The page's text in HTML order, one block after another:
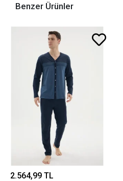
Benzer Ürünler
2.564,99 TL